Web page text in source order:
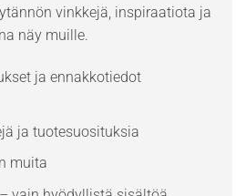
vinkkejä, inspiraatiota ja
näy muille.
ja ennakkotiedot
ja tuotesuosituksia
muita